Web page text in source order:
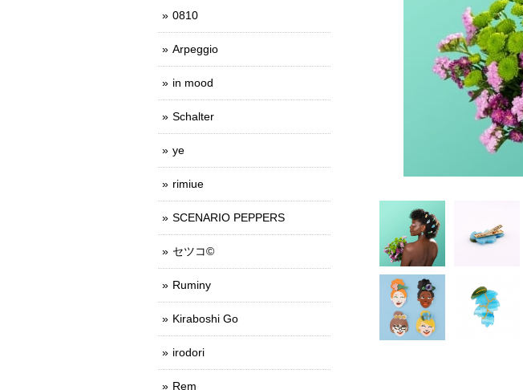
0810
Arpeggio
in mood
Schalter
ye
rimiue
SCENARIO PEPPERS
セツコ©
Ruminy
Kiraboshi Go
irodori
Rem